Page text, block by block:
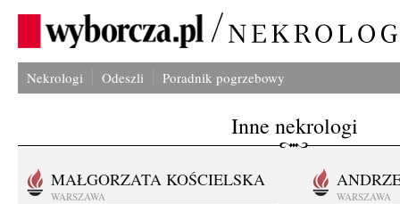
Nekrologi Odeszli Poradnik pogrzebowy
Inne nekrologi
MAŁGORZATA KOŚCIELSKA
WARSZAWA WARSZAWA